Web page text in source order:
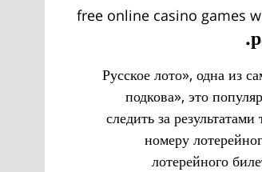
«Русское лото», одна из
подкова», это
следить за
номеру
лотерейного